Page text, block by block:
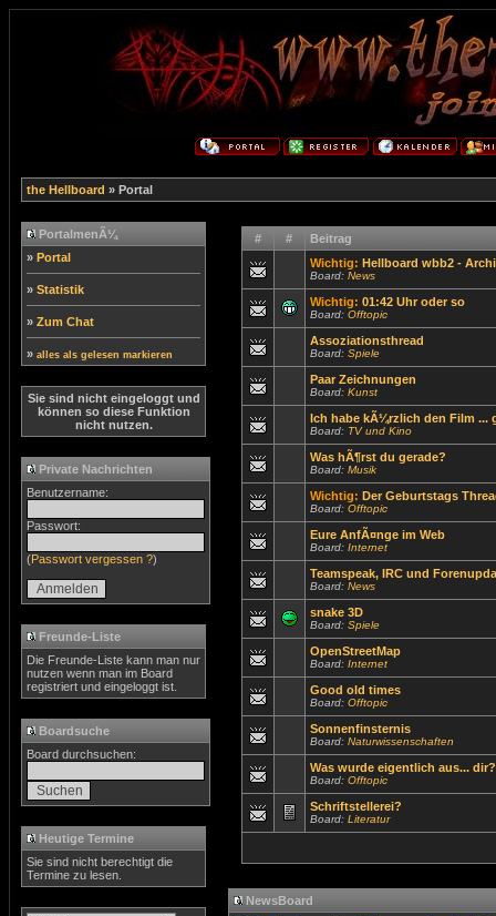
the Hellboard » Portal
PortalmenÃ¼
» Portal
» Statistik
» Zum Chat
» alles als gelesen markieren
Sie sind nicht eingeloggt und
können so diese Funktion
nicht nutzen.
Private Nachrichten
Benutzername:
Passwort:
(Passwort vergessen ?)
Freunde-Liste
Die Freunde-Liste kann man nur
nutzen wenn man im Board
registriert und eingeloggt ist.
Boardsuche
Board durchsuchen:
Heutige Termine
Sie sind nicht berechtigt die
Termine zu lesen.
# #
Beitrag
Wichtig: Hellboard wbb2 -
Board: News
Wichtig: 01:42 Uhr oder so
Board: Offtopic
Assoziationsthread
Board: Spiele
Paar Zeichnungen
Board: Kunst
Ich habe kÃ¼rzlich den Film ...
Board: TV und Kino
Was hÃ¶rst du gerade?
Board: Musik
Wichtig: Der Geburtstags
Board: Offtopic
Eure AnfÃ¤nge im Web
Board: Internet
Teamspeak, IRC und
Board: News
snake 3D
Board: Spiele
OpenStreetMap
Board: Internet
Good old times
Board: Offtopic
Sonnenfinsternis
Board: Naturwissenschaften
Was wurde eigentlich aus... dir?
Board: Offtopic
Schriftstellerei?
Board: Literatur
NewsBoard